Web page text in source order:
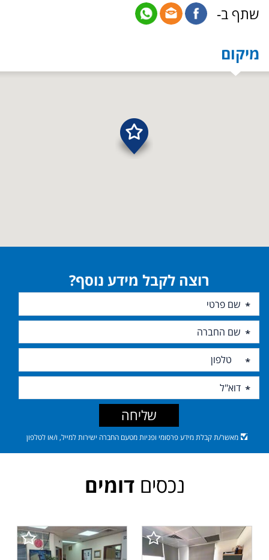
שתף ב-
מיקום
רוצה לקבל מידע נוסף?
מאשר/ת קבלת מידע פרסומי ופניות מטעם החברה ישירות למייל, ו/או לטלפון
שליחה
נכסיםדומים